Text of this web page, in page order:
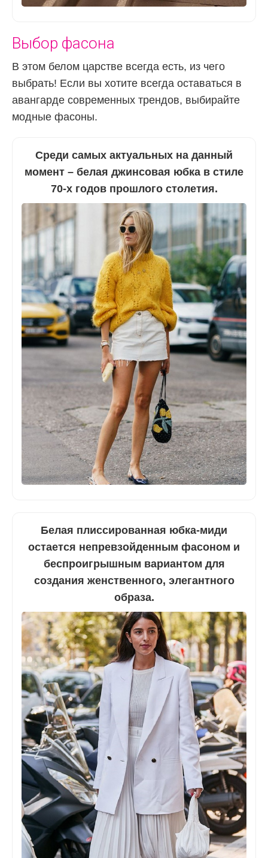
Выбор фасона
В этом белом царстве всегда есть, из чего
выбрать! Если вы хотите всегда оставаться в
авангарде современных трендов, выбирайте
модные фасоны.
Среди самых актуальных на данный
момент – белая джинсовая юбка в стиле
70-х годов прошлого столетия.
Белая плиссированная юбка-миди
остается непревзойденным фасоном и
беспроигрышным вариантом для
создания женственного, элегантного
образа.